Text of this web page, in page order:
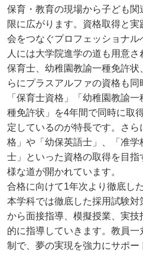
保育・教育の現場から子ども
限に広がります。資格取得と
会をつなぐプロフェッショナ
人には大学院進学の道も用意さ
保育士、幼稚園教諭一種免許状
らにプラスアルファの資格も同
「保育士資格」「幼稚園教諭
種免許状」を4年間で同時に取
定しているのが特長です。さ
格」や「幼保英語士」、「准
士」といった資格の取得を目
様な道が開かれています。
合格に向けて1年次より徹底し
本学科では徹底した採用試験
から面接指導、模擬授業、実
的に指導していきます。教員
制で、夢の実現を強力にサポー